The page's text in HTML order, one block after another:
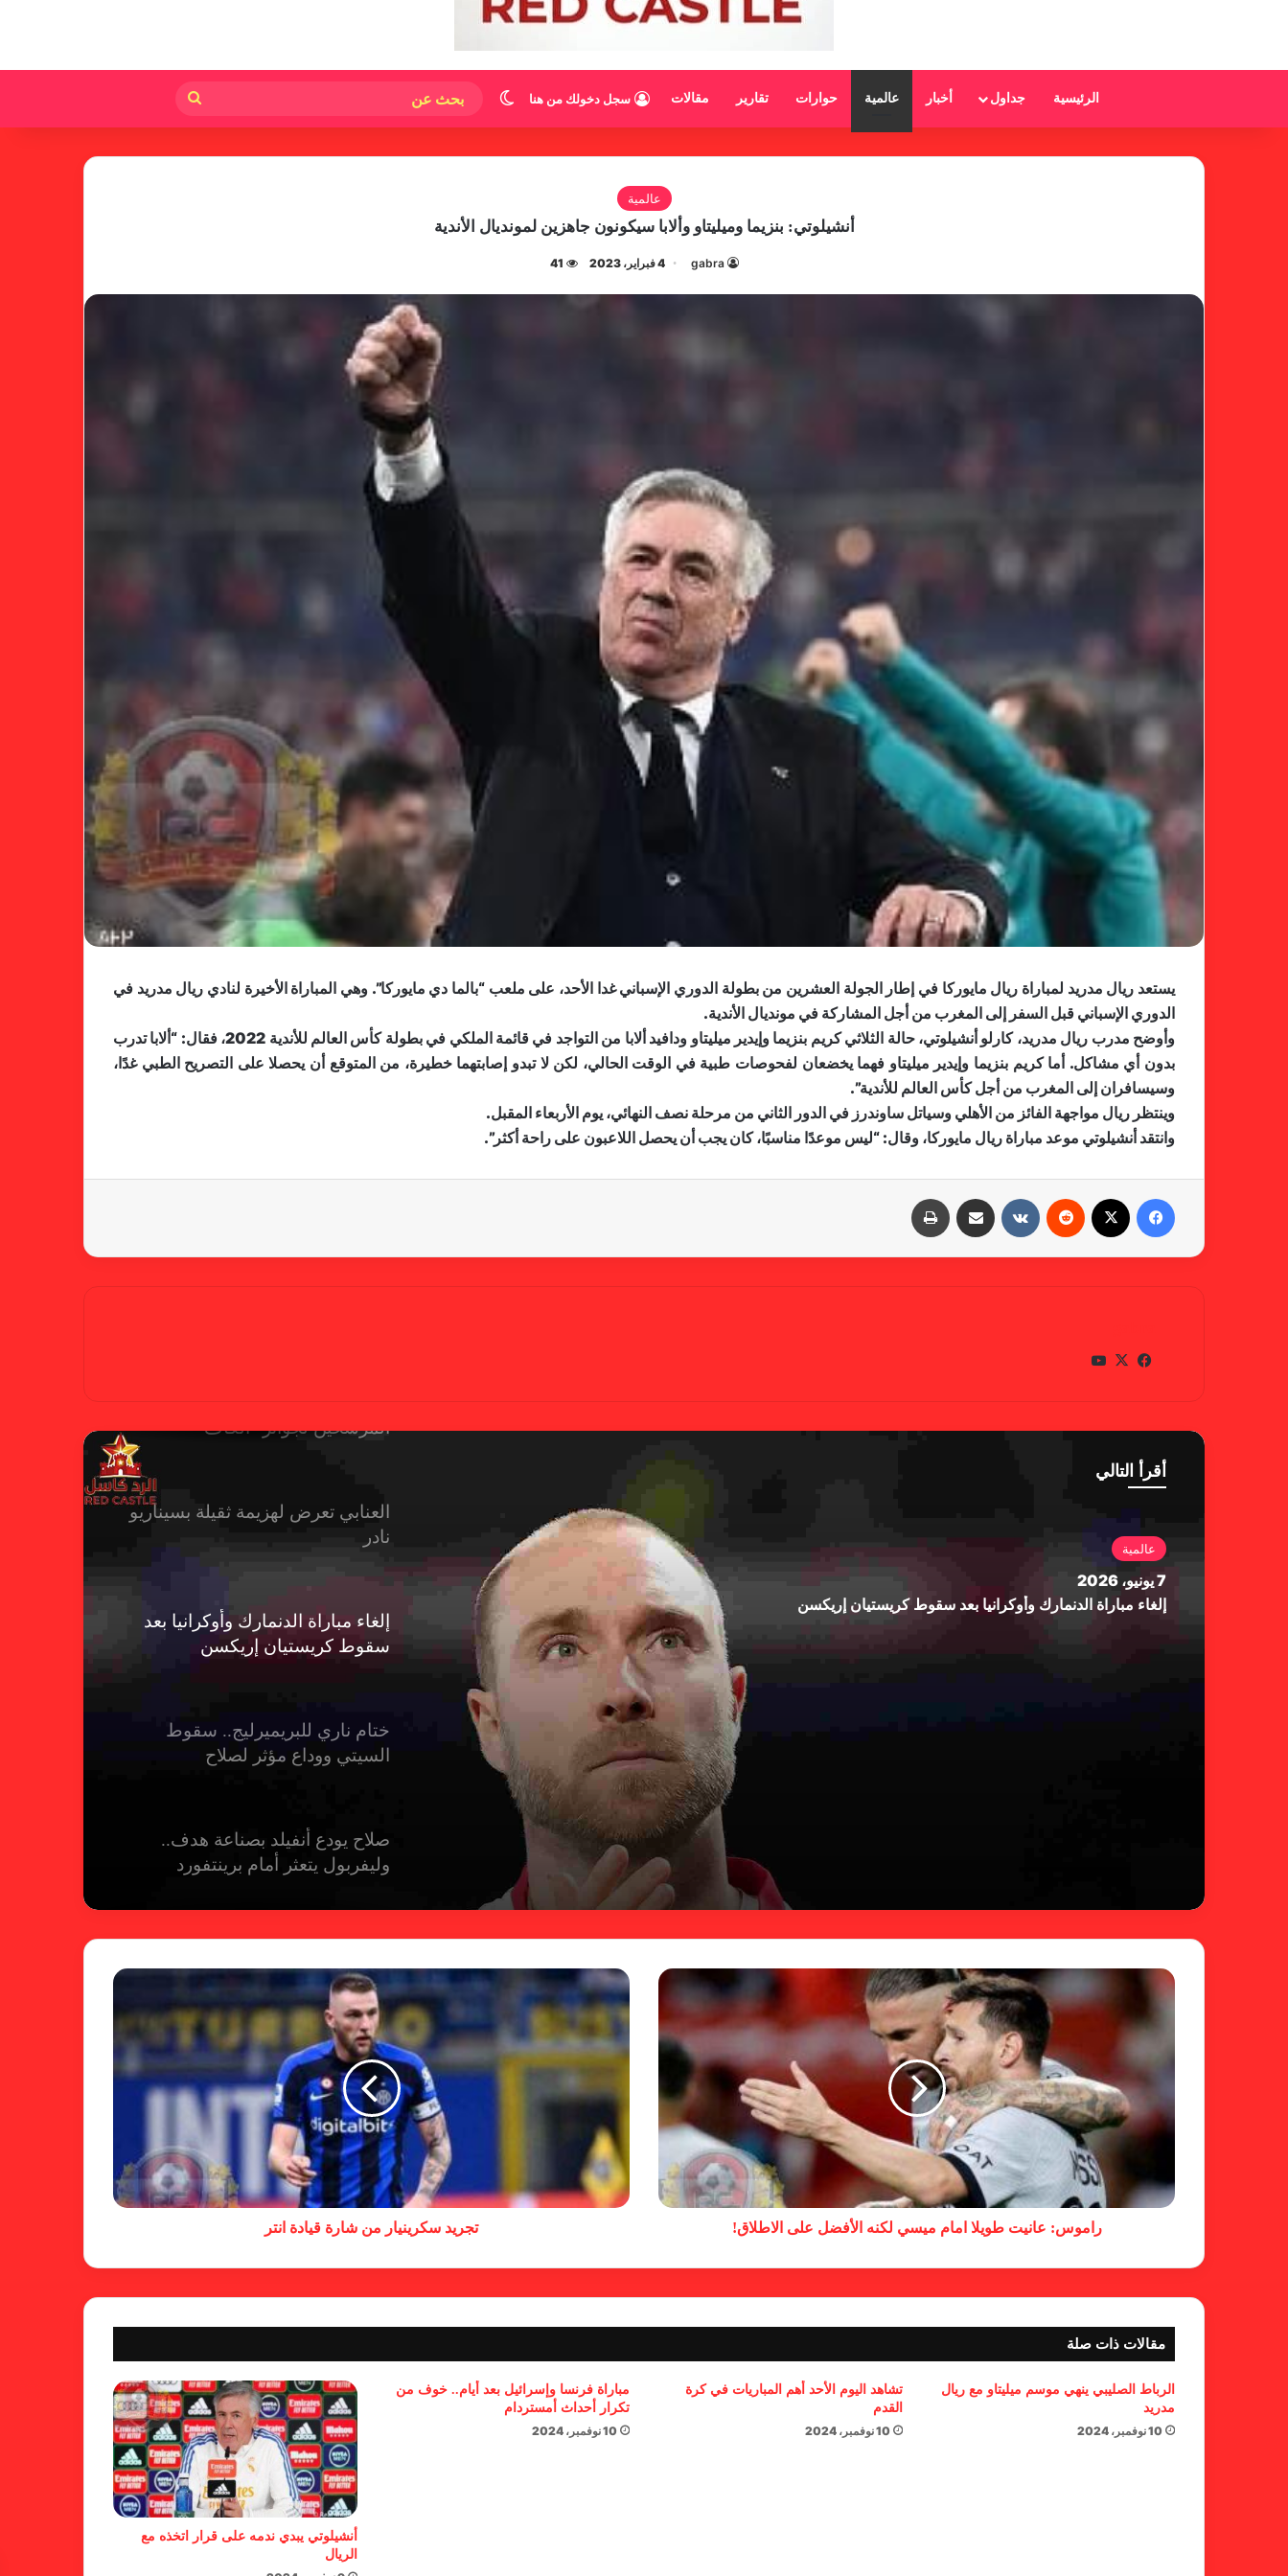
الرئيسية جداول أخبار عالمية حوارات تقارير مقالات سجل دخولك من هنا الوضع المظلم
عن
عالمية
أنشيلوتي: بنزيما وميليتاو وألابا سيكونون جاهزين لمونديال الأندية
gabra 4 فبراير، 2023 41
يستعد ​ريال مدريد​ لمباراة ​ريال مايوركا​ في إطار الجولة العشرين من بطولة ​الدوري الإسباني​ غدا الأحد، على ملعب “بالما دي مايوركا”. وهي المباراة الأخيرة لنادي ريال مدريد في
الدوري الإسباني قبل السفر إلى المغرب من أجل المشاركة في مونديال الأندية.
وأوضح مدرب ريال مدريد، ​كارلو أنشيلوتي​، حالة الثلاثي ​كريم بنزيما​ و​إيدير ميليتاو​ ودافيد ألابا من التواجد في قائمة الملكي في بطولة ​كأس العالم للأندية​ 2022، فقال: “ألابا تدرب
بدون أي مشاكل. أما كريم بنزيما وإيدير ميليتاو فهما يخضعان لفحوصات طبية في الوقت الحالي، لكن لا تبدو إصابتهما خطيرة، من المتوقع أن يحصلا على التصريح الطبي غدًا،
وسيسافران إلى المغرب من أجل كأس العالم للأندية”.
وينتظر ريال مواجهة الفائز من الأهلي وسياتل ساوندرز في الدور الثاني من مرحلة نصف النهائي، يوم الأربعاء المقبل.
وانتقد أنشيلوتي موعد مباراة ريال مايوركا، وقال: “ليس موعدًا مناسبًا، كان يجب أن يحصل اللاعبون على راحة أكثر”.
في
وك
X
أقرأ التالي
عالمية
7 يونيو، 2026
إلغاء مباراة الدنمارك وأوكرانيا بعد سقوط كريستيان إريكسن
في ختام الليجا
خلال جولة ميدانية للاطلاع على
أزمة نفسية وراء غياب مبابي عن
بسبب تصريحات مهينة.. إيقاف حكم
حضور عربي قوي في قائمة
المرشحين لجوائز “الكاف”
العنابي تعرض لهزيمة ثقيلة بسيناريو
نادر
إلغاء مباراة الدنمارك وأوكرانيا بعد
سقوط كريستيان إريكسن
ختام ناري للبريميرليج.. سقوط
السيتي ووداع مؤثر لصلاح
صلاح يودع أنفيلد بصناعة هدف..
وليفربول يتعثر أمام برينتفورد
ومبابي يخطف الأضواء
فالنسيا يصعق برشلونة بثلاثية مثيرة
في ختام الليجا
خلال جولة ميدانية للاطلاع على
جاهزية منشآت دورة الألعاب للأندية
آل خليفة: الشارقة تقدم نموذجاً عربياً
متقدماً في تنظيم الرياضة النسائية
منتخب فرنسا
بسبب تصريحات مهينة.. إيقاف حكم
في الدوري الإنجليزي
حضور عربي قوي في قائمة
المرشحين لجوائز “الكاف”
راموس: عانيت طويلا امام ميسي لكنه الأفضل على الاطلاق! تجريد سكرينيار من شارة قيادة انتر
مقالات ذات صلة
الرباط الصليبي ينهي موسم ميليتاو مع ريال
مدريد
10 نوفمبر، 2024
تشاهد اليوم الأحد أهم المباريات في كرة
القدم
10 نوفمبر، 2024
مباراة فرنسا وإسرائيل بعد أيام.. خوف من
تكرار أحداث أمستردام
10 نوفمبر، 2024
أنشيلوتي يبدي ندمه على قرار اتخذه مع
الريال